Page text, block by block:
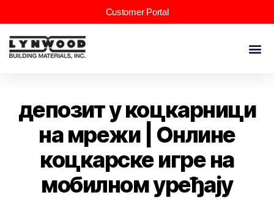
Customer Portal
депозит у коцкарници
на мрежи | Онлине
коцкарске игре на
мобилном уређају